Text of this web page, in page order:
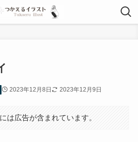
2023年12月8日 2023年12月9日
は広告が含まれています。